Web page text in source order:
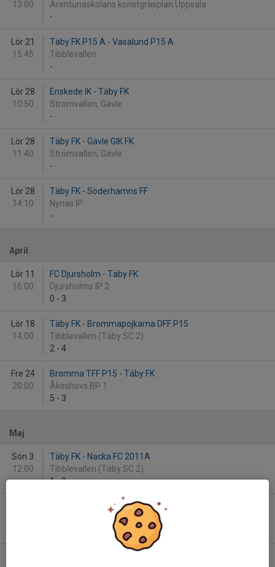
13:00
Ärentunaskolans konstgräsplan Uppsala
-
Lör 21
15:45
Täby FK P15 A - Vasalund P15 A
Tibblevallen
-
Lör 28
10:50
Enskede IK - Täby FK
Strömvallen, Gävle
-
Lör 28
11:40
Täby FK - Gävle GIK FK
Strömvallen, Gävle
-
Lör 28
14:10
Täby FK - Söderhamns FF
Nynäs IP
-
April
Lör 11
16:00
FC Djursholm - Täby FK
Djursholms IP 2
0 - 3
Lör 18
14:00
Täby FK - Brommapojkarna DFF P15
Tibblevallen (Täby SC 2)
2 - 4
Fre 24
20:00
Bromma TFF P15 - Täby FK
Åkeshovs BP 1
5 - 3
Maj
Sön 3
12:00
Täby FK - Nacka FC 2011A
Tibblevallen (Täby SC 2)
1-0
IFK Stocksund 1 - Täby FK
Danderyds Gymnasiums IP 2